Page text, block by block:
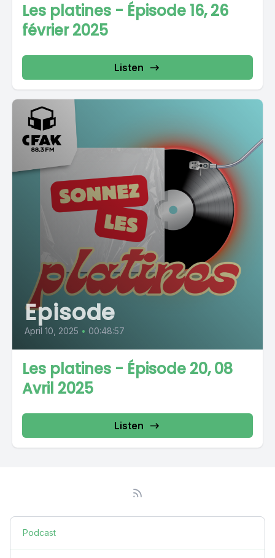
Les platines - Épisode 16, 26
février 2025
Listen
Episode
April 10, 2025 • 00:48:57
Les platines - Épisode 20, 08
Avril 2025
Listen
Podcast